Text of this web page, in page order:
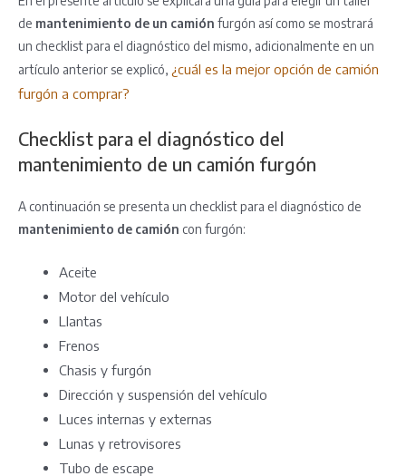
de mantenimiento de un camión furgón así como se mostrará
un checklist para el diagnóstico del mismo, adicionalmente en un
artículo anterior se explicó, ¿cuál es la mejor opción de camión
furgón a comprar?
Checklist para el diagnóstico del
mantenimiento de un camión furgón
A continuación se presenta un checklist para el diagnóstico de
mantenimiento de camión con furgón:
Aceite
Motor del vehículo
Llantas
Frenos
Chasis y furgón
Dirección y suspensión del vehículo
Luces internas y externas
Lunas y retrovisores
Tubo de escape